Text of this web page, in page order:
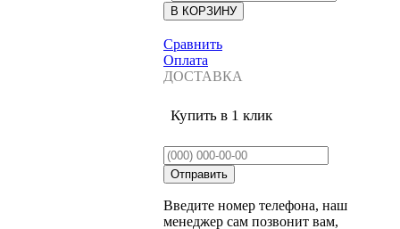
Сравнить
Оплата
ДОСТАВКА
Купить в 1 клик
Введите номер телефона, наш
менеджер сам позвонит вам,